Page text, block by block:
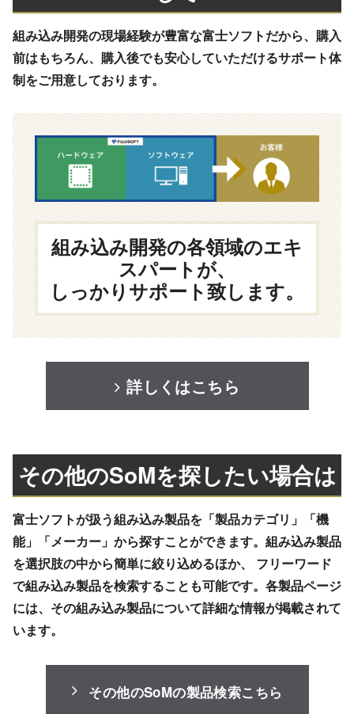
組み込み開発の現場経験が豊富な富士ソフトだから、購入
前はもちろん、購入後でも安心していただけるサポート体
制をご用意しております。
組み込み開発の各領域のエキ
スパートが、
しっかりサポート致します。
詳しくはこちら
その他のSoMを探したい場合は
富士ソフトが扱う組み込み製品を「製品カテゴリ」「機
能」「メーカー」から探すことができます。組み込み製品
を選択肢の中から簡単に絞り込めるほか、 フリーワード
で組み込み製品を検索することも可能です。各製品ページ
には、その組み込み製品について詳細な情報が掲載されて
います。
その他のSoMの製品検索こちら